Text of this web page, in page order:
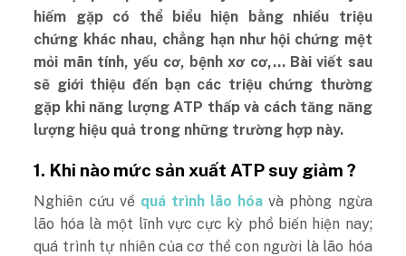
hiếm gặp có thể biểu hiện bằng nhiều triệu
chứng khác nhau, chẳng hạn như hội chứng mệt
mỏi mãn tính, yếu cơ, bệnh xơ cơ,… Bài viết sau
sẽ giới thiệu đến bạn các triệu chứng thường
gặp khi năng lượng ATP thấp và cách tăng năng
lượng hiệu quả trong những trường hợp này.
1. Khi nào mức sản xuất ATP suy giảm ?
Nghiên cứu về quá trình lão hóa và phòng ngừa
lão hóa là một lĩnh vực cực kỳ phổ biến hiện nay;
quá trình tự nhiên của cơ thể con người là lão hóa